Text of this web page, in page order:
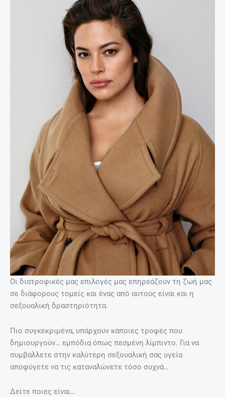
Οι διατροφικές μας επιλογές μας επηρεάζουν τη ζωή μας
σε διάφορους τομείς και ένας από αυτούς είναι και η
σεξουαλική δραστηριότητα.
Πιο συγκεκριμένα, υπάρχουν κάποιες τροφές που
δημιουργούν… εμπόδια όπως πεσμένη λίμπιντο. Για να
συμβάλλετε στην καλύτερη σεξουαλική σας υγεία
αποφύγετε να τις καταναλώνετε τόσο συχνά…
Δείτε ποιες είναι…